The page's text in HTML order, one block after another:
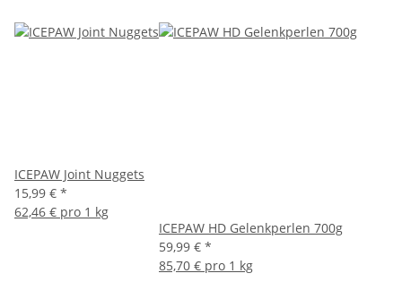
ICEPAW Joint Nuggets
15,99 € *
62,46 € pro 1 kg
ICEPAW HD Gelenkperlen 700g
59,99 € *
85,70 € pro 1 kg